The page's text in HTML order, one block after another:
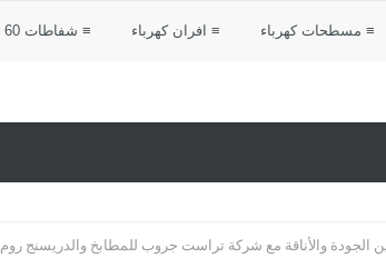
≡ مسطحات كهرباء ≡ افران كهرباء ≡ شفاطات 60 سم
الجودة والأناقة مع شركة تراست جروب للمطابخ والدريسنج روم